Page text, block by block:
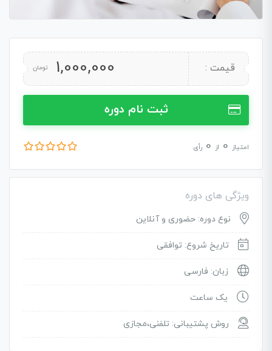
قیمت : 1,000,000 تومان
ثبت نام دوره
امتیاز 0 از 0 رأی
ویژگی های دوره
نوع دوره: حضوری و آنلاین
تاریخ شروع: توافقی
زبان: فارسی
یک ساعت
روش پشتیبانی: تلفنی،مجازی